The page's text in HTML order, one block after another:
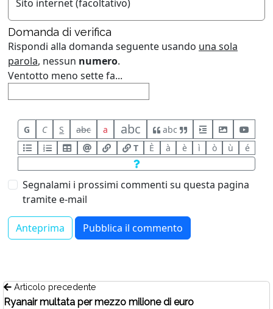
Sito internet (facoltativo)
Domanda di verifica
Rispondi alla domanda seguente usando una sola
parola, nessun numero.
Ventotto meno sette fa...
G C S abc a abc
abc
T
È à è ì ò ù é
Segnalami i prossimi commenti su questa pagina
tramite e-mail
Articolo precedente
Ryanair multata per mezzo milione di euro